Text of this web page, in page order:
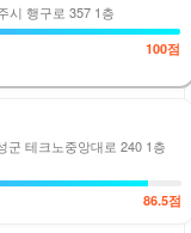
시 행구로 357 1층
100점
군 테크노중앙대로 240 1층
86.5점